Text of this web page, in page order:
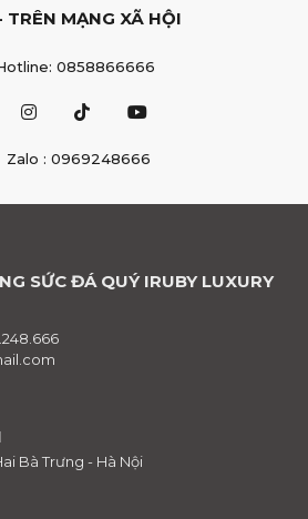
TRÊN MẠNG XÃ HỘI
0858866666
Zalo : 0969248666
SỨC ĐÁ QUÝ IRUBY LUXURY
Bà Trưng - Hà Nội